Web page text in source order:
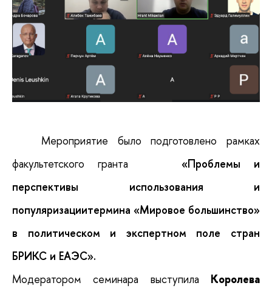
Мероприятие было подготовлено рамках
факультетского гранта
«Проблемы и
перспективы использования и
популяризациитермина «Мировое большинство»
в политическом и экспертном поле стран
БРИКС и ЕАЭС».
Модератором семинара выступила
Королева